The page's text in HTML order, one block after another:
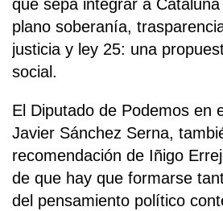
que sepa integrar a
plano soberanía,
justicia y ley 25: una
social.
El Diputado de Podemos en
Javier Sánchez Serna,
recomendación de Iñigo
de que hay que formarse
del pensamiento político